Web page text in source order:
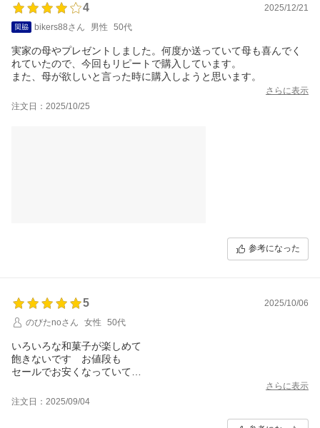
4
2025/12/21
bikers88さん
男性 50代
実家の母やプレゼントしました。何度か送っていて母も喜んでく
れていたので、今回もリピートで購入しています。
また、母が欲しいと言った時に購入しようと思います。
さらに表示
注文日：2025/10/25
参考になった
5
2025/10/06
のびたnoさん
女性 50代
いろいろな和菓子が楽しめて
飽きないです お値段も
セールでお安くなっていて
さらに表示
注文日：2025/09/04